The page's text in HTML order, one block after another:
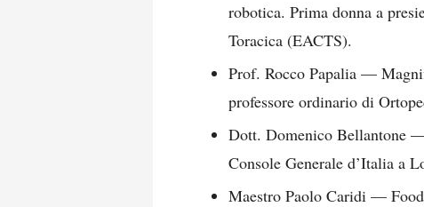
robotica. Prima donna a
Toracica (EACTS).
Prof. Rocco Papalia —
professore ordinario di
Dott. Domenico Bellantone
Console Generale d’Italia a
Maestro Paolo Caridi —